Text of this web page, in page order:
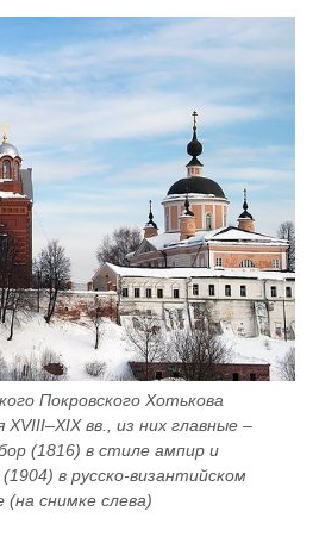
Покровского Хотькова
вв., из них главные –
(1816) в стиле ампир и
в русско-византийском
(на снимке слева)